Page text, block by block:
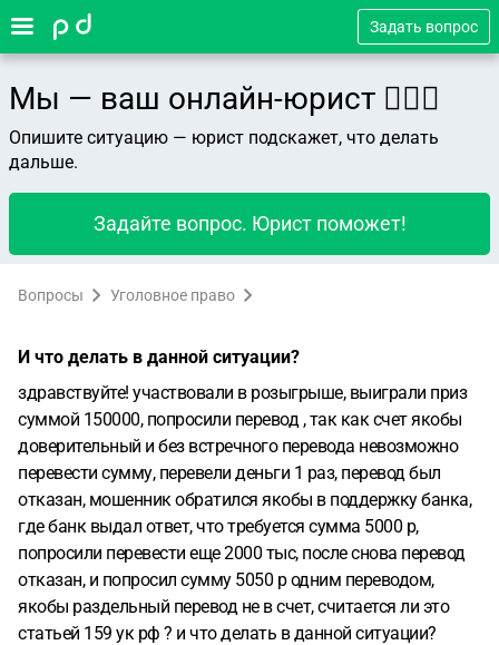
Задать вопрос
Мы — ваш онлайн-юрист 👨🏻‍⚖️
Опишите ситуацию — юрист подскажет, что делать
дальше.
Задайте вопрос. Юрист поможет!
Вопросы Уголовное право
И что делать в данной ситуации?
здравствуйте! участвовали в розыгрыше, выиграли приз
суммой 150000, попросили перевод , так как счет якобы
доверительный и без встречного перевода невозможно
перевести сумму, перевели деньги 1 раз, перевод был
отказан, мошенник обратился якобы в поддержку банка,
где банк выдал ответ, что требуется сумма 5000 р,
попросили перевести еще 2000 тыс, после снова перевод
отказан, и попросил сумму 5050 р одним переводом,
якобы раздельный перевод не в счет, считается ли это
статьей 159 ук рф ? и что делать в данной ситуации?